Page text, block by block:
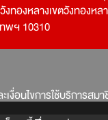
หางาน นักศึกษาฝึกงาน
หางาน Mobile
Developer
บริการสรรหาพนักงาน
บริษัทจัดหางาน
งทองหลางเขตวังทองหล
พฯ 10310
เงื่อนไขการใช้บริการสม